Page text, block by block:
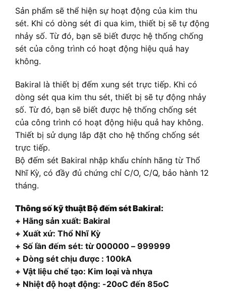
Sản phẩm sẽ thể hiện sự hoạt động của kim thu
sét. Khi có dòng sét đi qua kim, thiết bị sẽ tự động
nhảy số. Từ đó, bạn sẽ biết được hệ thống chống
sét của công trình có hoạt động hiệu quả hay
không.
Bakiral là thiết bị đếm xung sét trực tiếp. Khi có
dòng sét qua kim thu sét, thiết bị sẽ tự động nhảy
số. Từ đó, bạn sẽ biết được hệ thống chống sét
của công trình có hoạt động hiệu quả hay không.
Thiết bị sử dụng lắp đặt cho hệ thống chống sét
trực tiếp.
Bộ đếm sét Bakiral nhập khẩu chính hãng từ Thổ
Nhĩ Kỳ, có đầy đủ chứng chỉ C/O, C/Q, bảo hành 12
tháng.
Thông số kỹ thuật Bộ đếm sét Bakiral:
+ Hãng sản xuất: Bakiral
+ Xuất xứ: Thổ Nhĩ Kỳ
+ Số lần đếm sét: từ 000000 – 999999
+ Dòng sét chịu được : 100kA
+ Vật liệu chế tạo: Kim loại và nhựa
+ Nhiệt độ hoạt động: -20oC đến 85oC